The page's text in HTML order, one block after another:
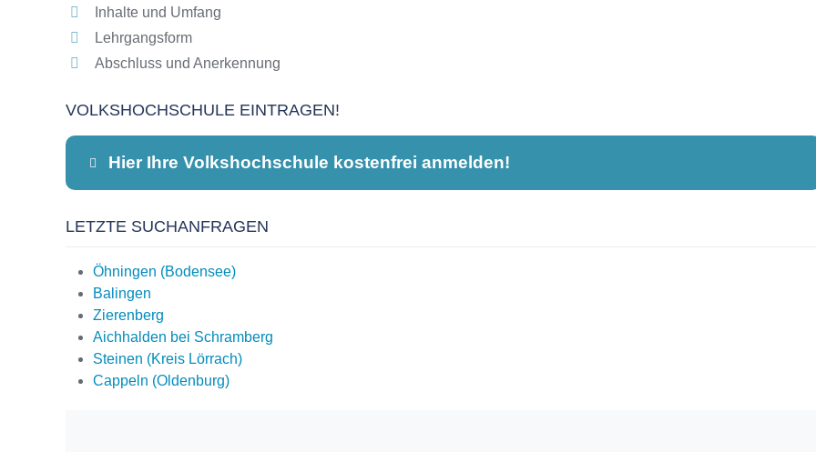
Inhalte und Umfang
Lehrgangsform
Abschluss und Anerkennung
VOLKSHOCHSCHULE EINTRAGEN!
Hier Ihre Volkshochschule kostenfrei anmelden!
Name
LETZTE SUCHANFRAGEN
Öhningen (Bodensee)
Balingen
Zierenberg
Aichhalden bei Schramberg
Steinen (Kreis Lörrach)
Cappeln (Oldenburg)